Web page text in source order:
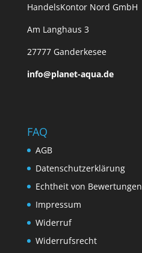
HandelsKontor Nord GmbH
Am Langhaus 3
27777 Ganderkesee
info@planet-aqua.de
FAQ
AGB
Datenschutzerklärung
Echtheit von Bewertungen
Impressum
Widerruf
Widerrufsrecht